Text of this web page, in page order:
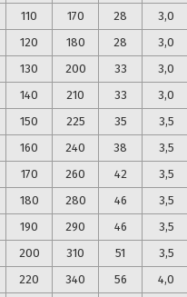
110 170 28 3,0
120 180 28 3,0
130 200 33 3,0
140 210 33 3,0
150 225 35 3,5
160 240 38 3,5
170 260 42 3,5
180 280 46 3,5
190 290 46 3,5
200 310 51 3,5
220 340 56 4,0